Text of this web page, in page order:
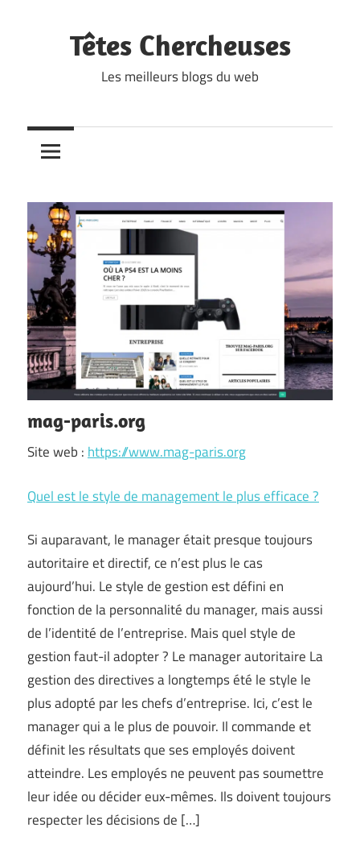
Têtes Chercheuses
Les meilleurs blogs du web
mag-paris.org
Site web : https://www.mag-paris.org
Quel est le style de management le plus efficace ?
Si auparavant, le manager était presque toujours
autoritaire et directif, ce n’est plus le cas
aujourd’hui. Le style de gestion est défini en
fonction de la personnalité du manager, mais aussi
de l’identité de l’entreprise. Mais quel style de
gestion faut-il adopter ? Le manager autoritaire La
gestion des directives a longtemps été le style le
plus adopté par les chefs d’entreprise. Ici, c’est le
manager qui a le plus de pouvoir. Il commande et
définit les résultats que ses employés doivent
atteindre. Les employés ne peuvent pas soumettre
leur idée ou décider eux-mêmes. Ils doivent toujours
respecter les décisions de […]